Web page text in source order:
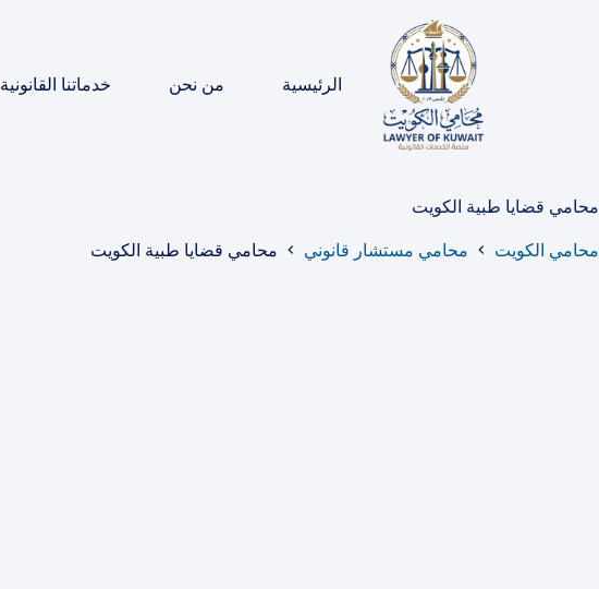
الرئيسية
من نحن خدماتنا القانونية
محامي قضايا طبية الكويت
محامي الكويت محامي مستشار قانوني محامي قضايا طبية الكويت